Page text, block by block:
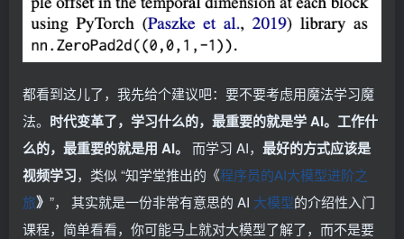
都看到这儿了，我先给个建议吧：要不要考虑用魔法学习魔
法。 时代变革了，学习什么的，最重要的就是学 AI。工作什
么的，最重要的就是用 AI。
而学习 AI， 最好的方式应该是
视频学习，类似 “知学堂推出的《程序员的AI大模型进阶之
旅》 ”， 其实就是一份非常有意思的 AI 大模型的介绍性入门
课程，简单看看，你可能马上就对大模型了解了，而不是要